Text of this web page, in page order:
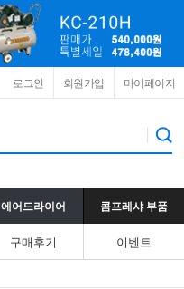
마이페이지
회원가입
로그인
에어드라이어 콤프레샤 부품
구매후기 이벤트